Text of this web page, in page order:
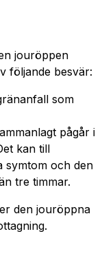
jouröppen
följande besvär:
som
pågår i
kan till
symtom och den
tre timmar.
den jouröppna